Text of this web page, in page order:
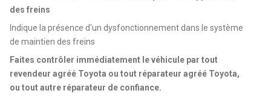
des freins
Indique la présence d'un dysfonctionnement dans le système
de maintien des freins
Faites contrôler immédiatement le véhicule par tout
revendeur agréé Toyota ou tout réparateur agréé Toyota,
ou tout autre réparateur de confiance.